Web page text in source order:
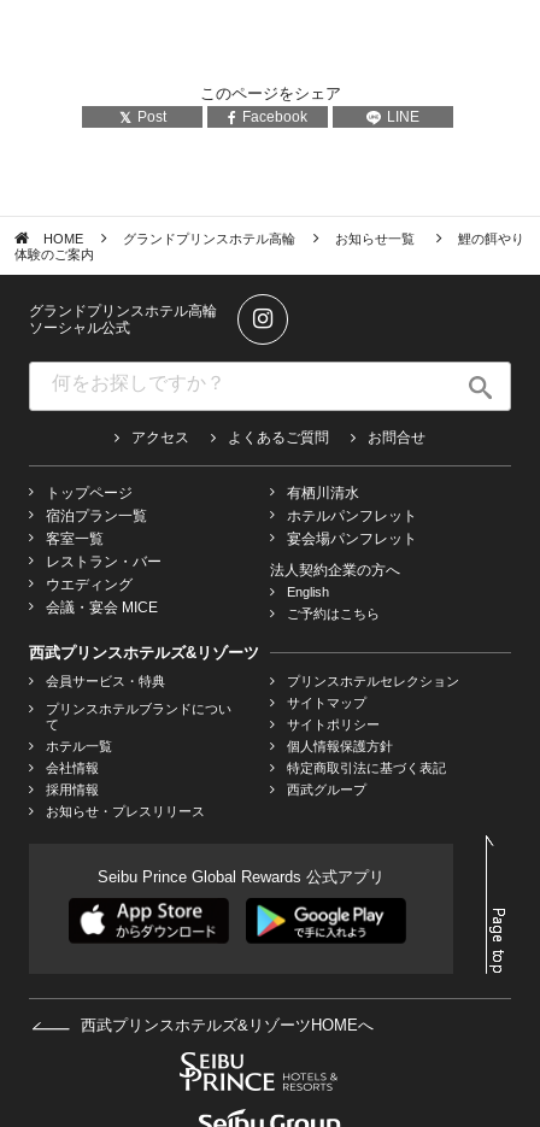
このページをシェア
Post Facebook LINE
HOME グランドプリンスホテル高輪 お知らせ一覧
鯉の餌やり
体験のご案内
グランドプリンスホテル高輪
ソーシャル公式
アクセス よくあるご質問 お問合せ
トップページ
宿泊プラン一覧
客室一覧
レストラン・バー
ウエディング
会議・宴会 MICE
有栖川清水
ホテルパンフレット
宴会場パンフレット
法人契約企業の方へ
English
ご予約はこちら
西武プリンスホテルズ&リゾーツ
会員サービス・特典
プリンスホテルブランドについ
て
ホテル一覧
会社情報
採用情報
お知らせ・プレスリリース
プリンスホテルセレクション
サイトマップ
サイトポリシー
個人情報保護方針
特定商取引法に基づく表記
西武グループ
Seibu Prince Global Rewards 公式アプリ
西武プリンスホテルズ&リゾーツHOMEへ